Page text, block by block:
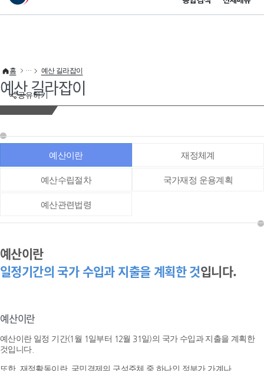
이 누리집은 대한민국 공식 전자정부 누리집입니다.
공유하기
홈 예산 길라잡이
예산 길라잡이
예산이란 재정체계
예산수립절차 국가재정 운용계획
예산관련법령
예산이란
일정기간의 국가 수입과 지출을 계획한 것입니다.
예산이란
예산이란 일정 기간(1월 1일부터 12월 31일)의 국가 수입과 지출을 계획한
것입니다.
또한, 재정활동이란, 국민경제의 구성주체 중 하나인 정부가 가계나